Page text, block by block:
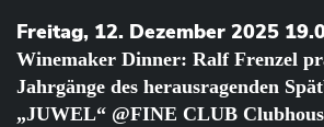
Freitag, 12. Dezember 2025
Winemaker Dinner: Ralf Frenzel
Jahrgänge des herausragenden
„JUWEL“ @FINE CLUB